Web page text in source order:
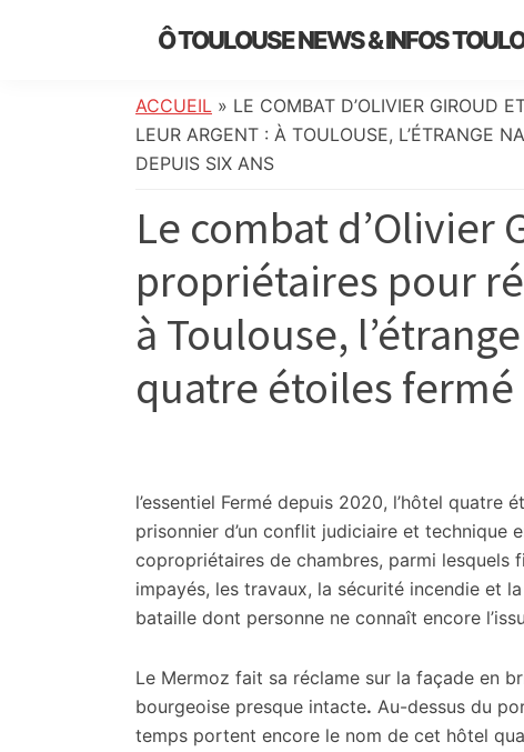
Ô TOULOUSE NEWS & INFOS
de
l’actualité
toulousaine
locale,
société,
culture,
politique,
météo,
faits
citoyennes
ACCUEIL » LE COMBAT D’OLIVIER GIROUD
LEUR ARGENT : À TOULOUSE, L’ÉTRANGE
DEPUIS SIX ANS
Le combat d’Olivier
propriétaires pour
à Toulouse,
quatre étoiles fermé
l’essentiel Fermé depuis 2020, l’hôtel quatre
prisonnier d’un conflit judiciaire et technique
copropriétaires de chambres, parmi
impayés, les travaux, la sécurité incendie et
bataille dont personne ne connaît encore
Le Mermoz fait sa réclame sur la façade en
bourgeoise presque intacte. Au-dessus du
temps portent encore le nom de cet hôtel